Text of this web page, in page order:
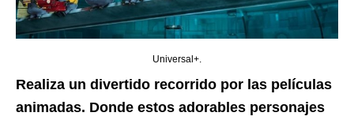
Universal+.
Realiza un divertido recorrido por las películas
animadas. Donde estos adorables personajes